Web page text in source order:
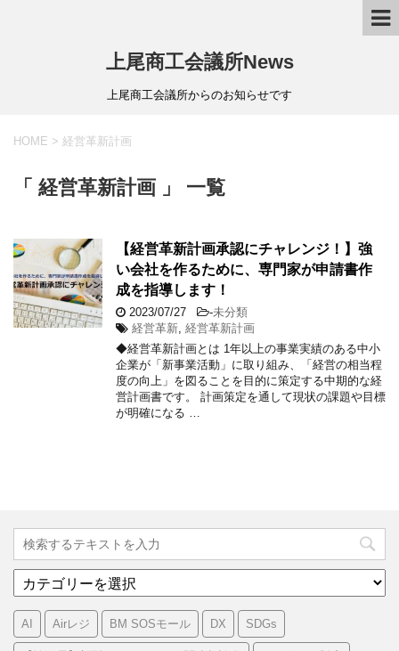
上尾商工会議所News
上尾商工会議所からのお知らせです
HOME > 経営革新計画
「 経営革新計画 」 一覧
【経営革新計画承認にチャレンジ！】強
い会社を作るために、専門家が申請書作
成を指導します！
2023/07/27 -未分類
経営革新 経営革新計画
◆経営革新計画とは 1年以上の事業実績のある中小
企業が「新事業活動」に取り組み、「経営の相当程
度の向上」を図ることを目的に策定する中期的な経
営計画書です。 計画策定を通して現状の課題や目標
が明確になる …
テ
ゴ
リ
AI Airレジ BM SOSモール DX SDGs